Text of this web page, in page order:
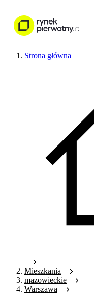
Strona główna
Mieszkania
mazowieckie
Warszawa